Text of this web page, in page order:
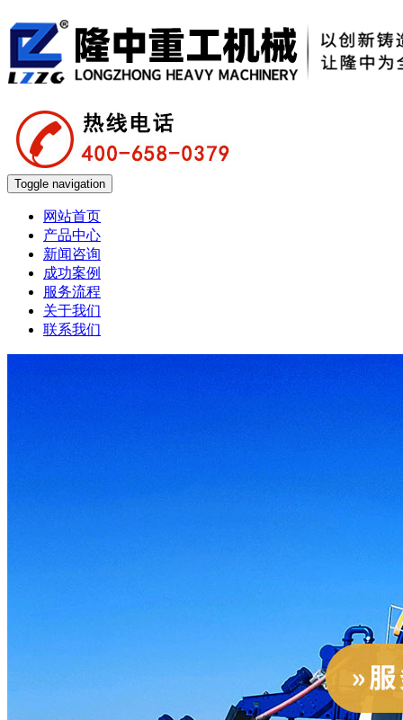
Toggle navigation
网站首页
产品中心
新闻咨询
成功案例
服务流程
关于我们
联系我们